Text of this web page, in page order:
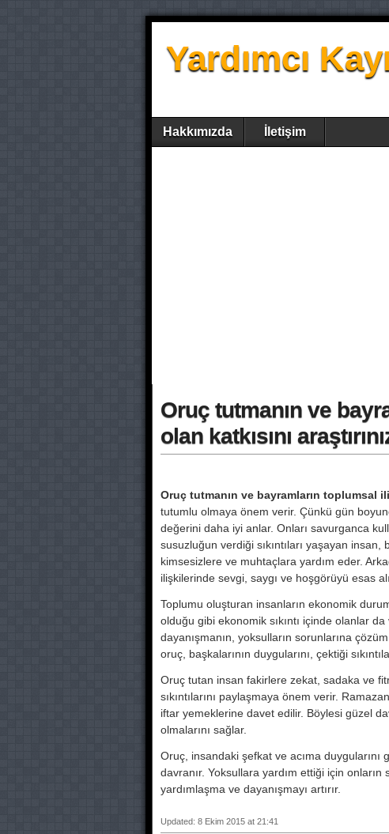
Yardımcı
Hakkımızda İletişim
Oruç tutmanın ve
olan katkısını
Oruç tutmanın ve bayramların toplumsal
tutumlu olmaya önem verir. Çünkü gün
değerini daha iyi anlar. Onları savurganca
susuzluğun verdiği sıkıntıları yaşayan insan,
kimsesizlere ve muhtaçlara yardım eder.
ilişkilerinde sevgi, saygı ve hoşgörüyü esas
Toplumu oluşturan insanların ekonomik
olduğu gibi ekonomik sıkıntı içinde olanlar
dayanışmanın, yoksulların sorunlarına
oruç, başkalarının duygularını, çektiği
Oruç tutan insan fakirlere zekat, sadaka ve
sıkıntılarını paylaşmaya önem verir.
iftar yemeklerine davet edilir. Böylesi güzel
olmalarını sağlar.
Oruç, insandaki şefkat ve acıma
davranır. Yoksullara yardım ettiği için
yardımlaşma ve dayanışmayı artırır.
Updated: 8 Ekim 2015 at 21:41